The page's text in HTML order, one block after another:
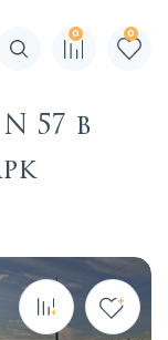
Поиск по сайту
0 0
57 в